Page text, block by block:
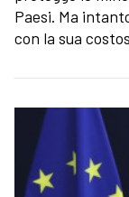
Paesi. Ma
con la sua